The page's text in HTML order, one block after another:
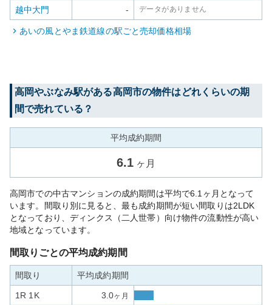
越中大門 - データがありません
あいの風とやま鉄道線の駅ごと売却価格相場
高岡やぶなみ駅がある高岡市の物件はどれくらいの期
間で売れている？
平均成約期間
6.1 ヶ月
高岡市での中古マンションの成約期間は平均で6.1ヶ月となって
います。間取り別に見ると、最も成約期間が短い間取りは2LDK
となっており、ディンクス（二人世帯）向け物件の流動性が高い
地域となっています。
間取りごとの平均成約期間
間取り 平均成約期間
1R 1K 3.0ヶ月